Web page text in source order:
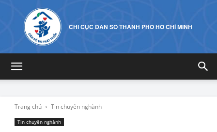
CHI CỤC DÂN SỐ THÀNH PHỐ HỒ CHÍ MINH
Trang chủ Tin chuyên nghành
Tin chuyên nghành